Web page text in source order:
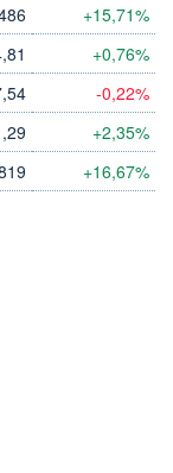
+15,71%
+0,76%
-0,22%
+2,35%
+16,67%